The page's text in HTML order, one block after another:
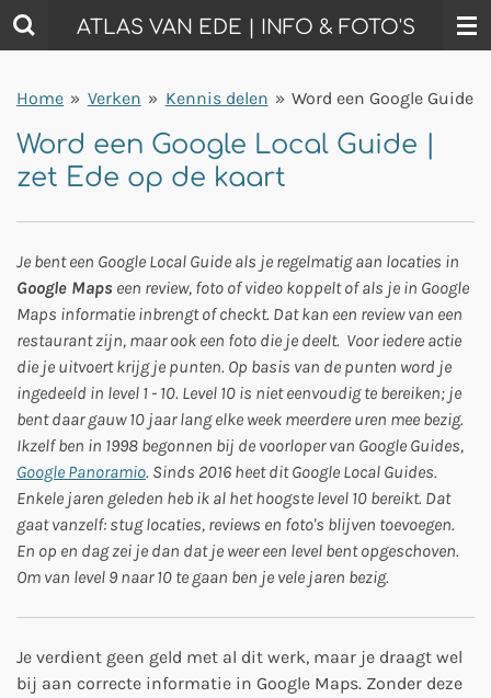
Ga
direct
de
ATLAS VAN EDE | INFO & FOTO'S
Home » Verken » Kennis delen » Word een Google Guide
Word een Google Local Guide |
zet Ede op de kaart
Je bent een Google Local Guide als je regelmatig aan locaties in
Google Maps een review, foto of video koppelt of als je in Google
Maps informatie inbrengt of checkt. Dat kan een review van een
restaurant zijn, maar ook een foto die je deelt. Voor iedere actie
die je uitvoert krijg je punten. Op basis van de punten word je
ingedeeld in level 1 - 10. Level 10 is niet eenvoudig te bereiken; je
bent daar gauw 10 jaar lang elke week meerdere uren mee bezig.
Ikzelf ben in 1998 begonnen bij de voorloper van Google Guides,
Google Panoramio. Sinds 2016 heet dit Google Local Guides.
Enkele jaren geleden heb ik al het hoogste level 10 bereikt. Dat
gaat vanzelf: stug locaties, reviews en foto's blijven toevoegen.
En op en dag zei je dan dat je weer een level bent opgeschoven.
Om van level 9 naar 10 te gaan ben je vele jaren bezig.
Je verdient geen geld met al dit werk, maar je draagt wel
bij aan correcte informatie in Google Maps. Zonder deze